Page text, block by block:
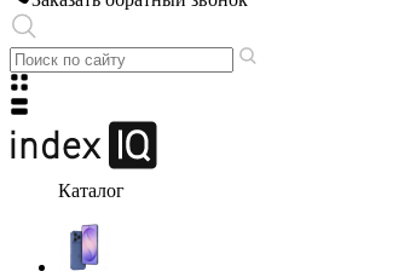
Каталог